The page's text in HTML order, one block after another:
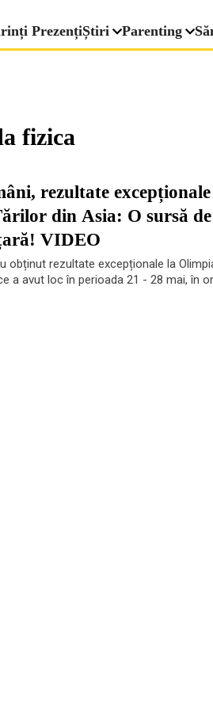
PrezențiȘtiri Parenting
fizica
rezultate
din Asia: O sursă
VIDEO
obținut rezultate excepționale la
a avut loc în perioada 21 - 28 mai, în